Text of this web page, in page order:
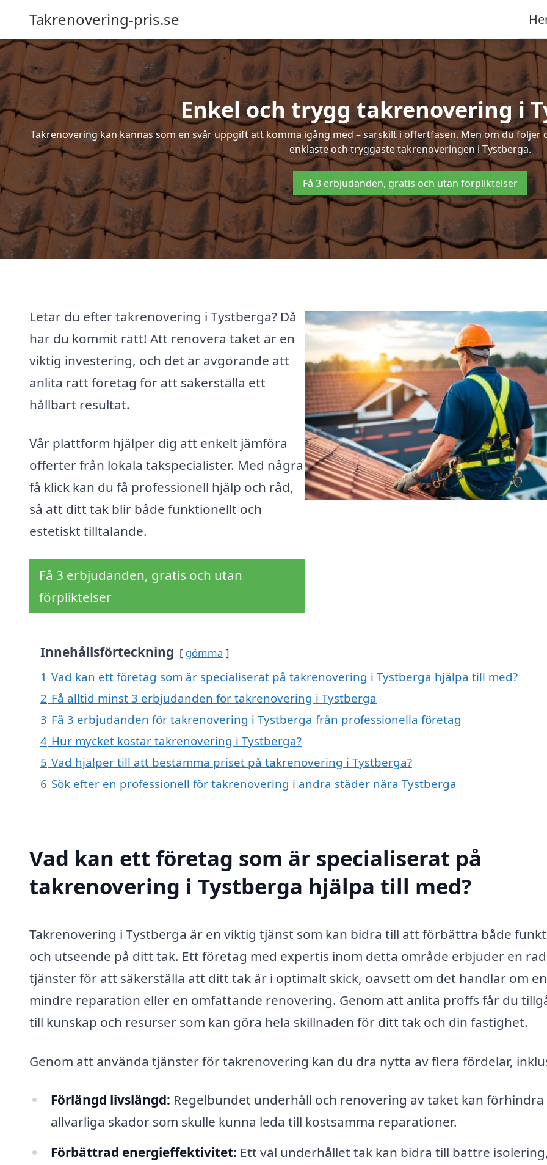
Takrenovering-pris.se
Enkel och trygg takrenovering i
Takrenovering kan kännas som en svår uppgift att komma igång med – särskilt i offertfasen. Men om du
enklaste och tryggaste takrenoveringen i Tystberga.
Få 3 erbjudanden, gratis och utan förpliktelser
Letar du efter takrenovering i Tystberga? Då
har du kommit rätt! Att renovera taket är en
viktig investering, och det är avgörande att
anlita rätt företag för att säkerställa ett
hållbart resultat.
Vår plattform hjälper dig att enkelt jämföra
offerter från lokala takspecialister. Med några
få klick kan du få professionell hjälp och råd,
så att ditt tak blir både funktionellt och
estetiskt tilltalande.
Få 3 erbjudanden, gratis och utan
förpliktelser
Innehållsförteckning gömma
1 Vad kan ett företag som är specialiserat på takrenovering i Tystberga hjälpa till med?
2 Få alltid minst 3 erbjudanden för takrenovering i Tystberga
3 Få 3 erbjudanden för takrenovering i Tystberga från professionella företag
4 Hur mycket kostar takrenovering i Tystberga?
5 Vad hjälper till att bestämma priset på takrenovering i Tystberga?
6 Sök efter en professionell för takrenovering i andra städer nära Tystberga
Vad kan ett företag som är specialiserat på
takrenovering i Tystberga hjälpa till med?
Takrenovering i Tystberga är en viktig tjänst som kan bidra till att förbättra både
och utseende på ditt tak. Ett företag med expertis inom detta område erbjuder en
tjänster för att säkerställa att ditt tak är i optimalt skick, oavsett om det handlar om en
mindre reparation eller en omfattande renovering. Genom att anlita proffs får du
till kunskap och resurser som kan göra hela skillnaden för ditt tak och din fastighet.
Genom att använda tjänster för takrenovering kan du dra nytta av flera fördelar,
Förlängd livslängd: Regelbundet underhåll och renovering av taket kan förhindra
allvarliga skador som skulle kunna leda till kostsamma reparationer.
Förbättrad energieffektivitet: Ett väl underhållet tak kan bidra till bättre isolering,